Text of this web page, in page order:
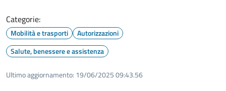
Categorie:
Mobilità e trasporti
Autorizzazioni
Salute, benessere e assistenza
Ultimo aggiornamento: 19/06/2025 09:43.56